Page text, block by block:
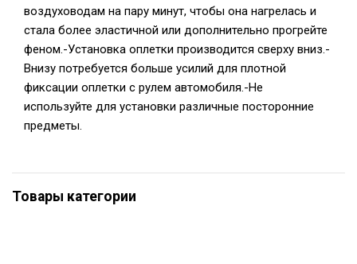
воздуховодам на пару минут, чтобы она нагрелась и
стала более эластичной или дополнительно прогрейте
феном.-Установка оплетки производится сверху вниз.-
Внизу потребуется больше усилий для плотной
фиксации оплетки с рулем автомобиля.-Не
используйте для установки различные посторонние
предметы.
Товары категории